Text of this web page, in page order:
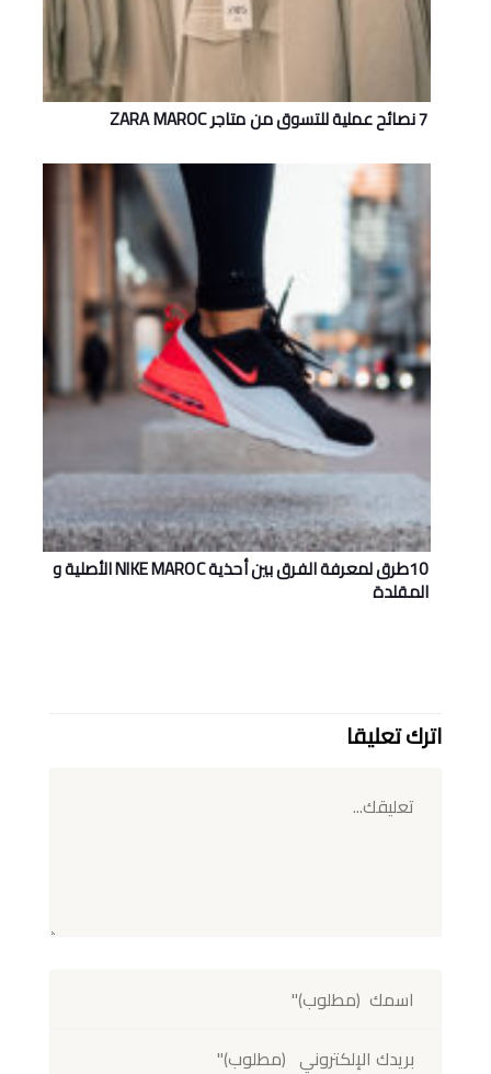
7 نصائح عملية للتسوق من متاجر ZARA MAROC
10طرق لمعرفة الفرق بين أحذية NIKE MAROC اﻷصلية و
المقلدة
اترك تعليقا